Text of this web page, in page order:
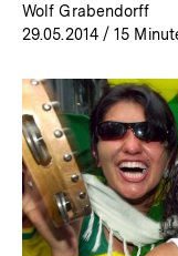
Wolf Grabendorff
29.05.2014/ 15